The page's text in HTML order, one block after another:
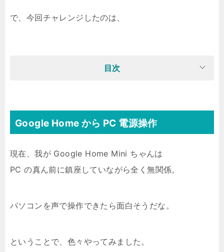
で、今回チャレンジしたのは、
目次
Google Home から PC 電源操作
現在、我が Google Home Mini ちゃんは
PC の真ん前に鎮座していながら全く無関係。
パソコンを声で操作できたら面白そうだな。
ということで、色々やってみました。